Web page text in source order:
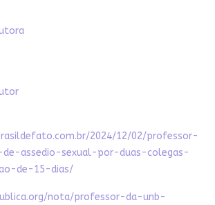
2024/12/02/professor-
de-assedio-sexual-por-duas-colegas-
de-15-dias/
nota/professor-da-unb-